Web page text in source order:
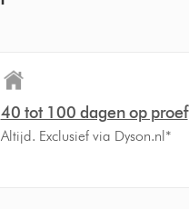
40 tot 100 dagen op proef
Altijd. Exclusief via Dyson.nl*